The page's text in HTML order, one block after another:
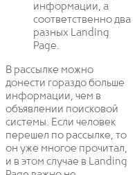
информации, а
соответственно два
разных Landing
Page.
В рассылке можно
донести гораздо больше
информации, чем в
объявлении поисковой
системы. Если человек
перешел по рассылке, то
он уже многое прочитал,
и в этом случае в Landing